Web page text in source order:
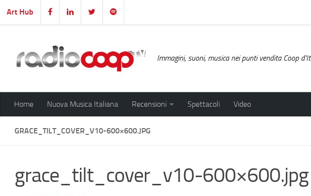
Salta al contenuto
Art Hub
Immagini, suoni, musica nei punti vendita Coop
Home Nuova Musica Italiana Recensioni Spettacoli Video
GRACE_TILT_COVER_V10-600×600.JPG
grace_tilt_cover_v10-600×600.jpg